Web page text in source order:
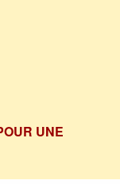
UNE